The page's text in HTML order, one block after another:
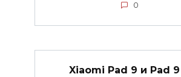
0
Xiaomi Pad 9 и Pad 9